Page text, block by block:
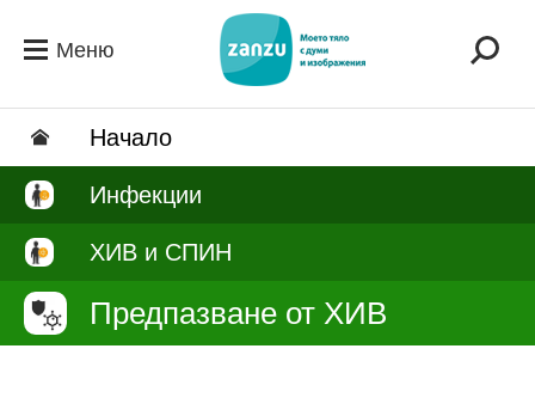
Меню
Hачало
Инфекции
ХИВ и СПИН
Предпазване от ХИВ